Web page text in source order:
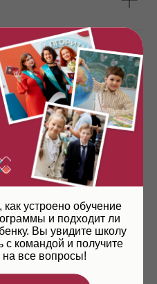
устроено обучение
и подходит ли
Вы увидите школу
с командой и получите
на все вопросы!
только